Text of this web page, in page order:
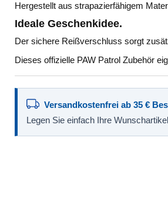
Hergestellt aus strapazierfähigem
Ideale Geschenkidee.
Der sichere Reißverschluss sorgt
Dieses offizielle PAW Patrol Zubehör
Versandkostenfrei ab 35 €
Legen Sie einfach Ihre